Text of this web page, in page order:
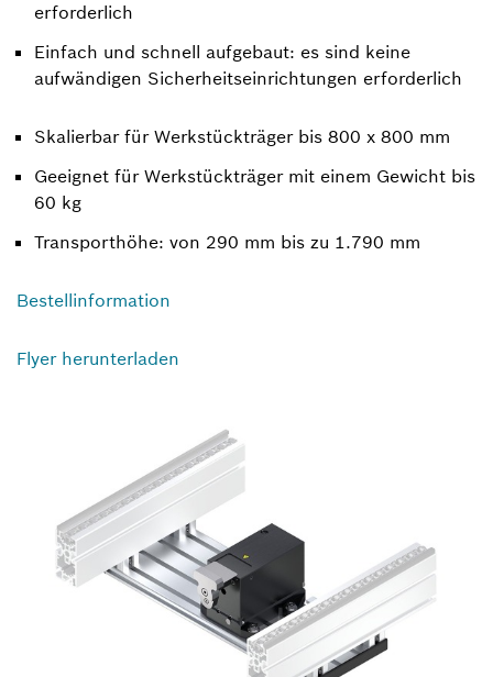
erforderlich
Einfach und schnell aufgebaut: es sind keine
aufwändigen Sicherheitseinrichtungen erforderlich
Skalierbar für Werkstückträger bis 800 x 800 mm
Geeignet für Werkstückträger mit einem Gewicht bis
60 kg
Transporthöhe: von 290 mm bis zu 1.790 mm
Bestellinformation
Flyer herunterladen